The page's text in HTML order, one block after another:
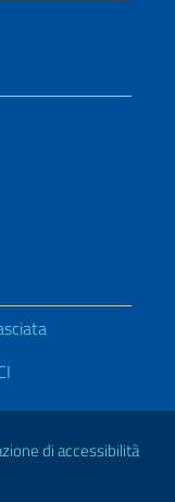
di accessibilità